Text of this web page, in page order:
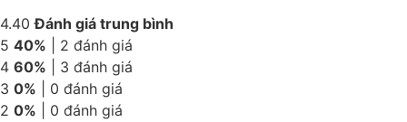
4.40Đánh giá trung bình
5 40% | 2 đánh giá
4 60% | 3 đánh giá
3 0% | 0 đánh giá
2 0% | 0 đánh giá